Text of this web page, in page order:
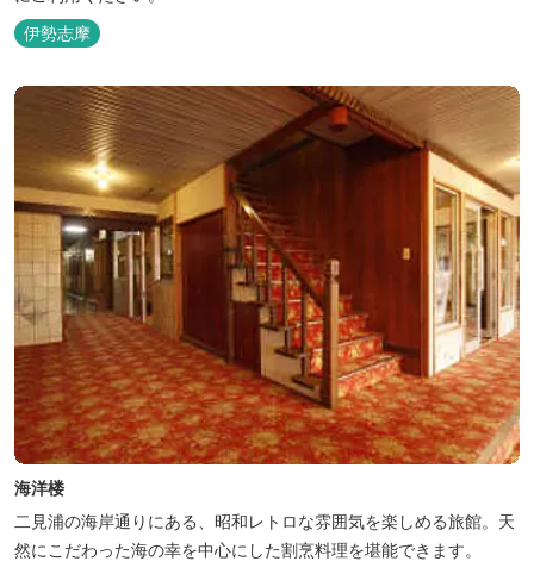
伊勢志摩
海洋楼
二見浦の海岸通りにある、昭和レトロな雰囲気を楽しめる旅館。天
然にこだわった海の幸を中心にした割烹料理を堪能できます。